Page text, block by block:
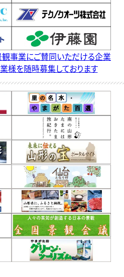
630-2581
事業にご賛同いただける企業
様を随時募集しております